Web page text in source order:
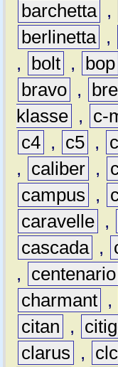
barchetta ,
berlinetta ,
,
bolt , bop
bravo ,
klasse , c-
c4 , c5 ,
,
caliber ,
campus
,
caravelle ,
cascada ,
,
centenario
charmant ,
citan
,
clarus
,